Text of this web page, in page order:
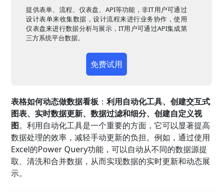
提供表单、流程、仪表盘、API等功能，非IT用户可通过
设计表单来收集数据，设计流程来进行业务协作，使用
仪表盘来进行数据分析与展示，IT用户可通过API集成第
三方系统平台数据。
免费试用
表格如何动态做数据看板：利用自动化工具、创建交互式
图表、实时数据更新、数据过滤和细分、创建自定义视
图。利用自动化工具是一个重要的方面，它可以显著提高
数据处理的效率，减轻手动更新的负担。例如，通过使用
Excel的Power Query功能，可以自动从不同的数据源提
取、清洗和合并数据，从而实现数据的实时更新和动态展
示。